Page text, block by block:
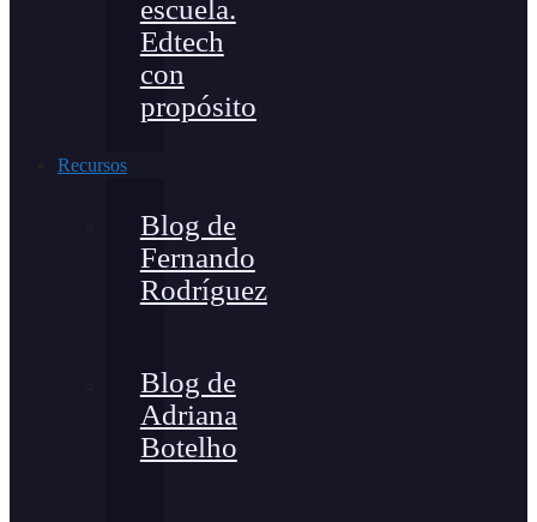
escuela.
Edtech
con
propósito
Recursos
Blog de
Fernando
Rodríguez
Blog de
Adriana
Botelho